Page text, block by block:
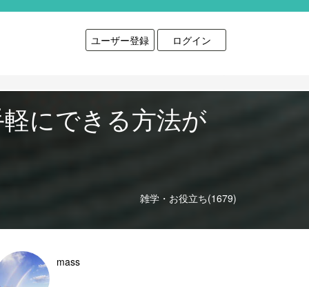
ユーザー登録 ログイン
にできる方法が
雑学・お役立ち(1679)
mass